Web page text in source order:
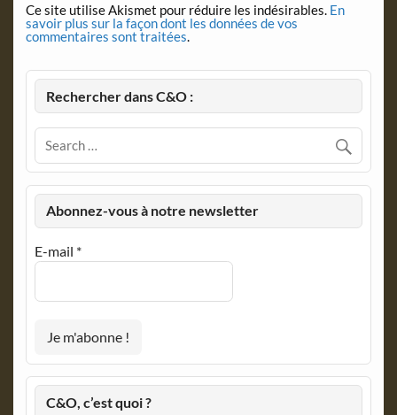
Ce site utilise Akismet pour réduire les indésirables. En
savoir plus sur la façon dont les données de vos
commentaires sont traitées.
Rechercher dans C&O :
Abonnez-vous à notre newsletter
E-mail *
C&O, c’est quoi ?